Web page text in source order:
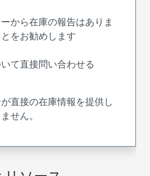
から在庫の報告はありま
をお勧めします
て直接問い合わせる
直接の在庫情報を提供し
せん。